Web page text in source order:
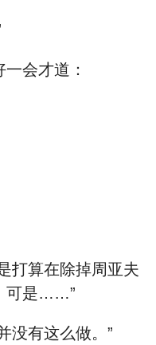
会才道：
打算在除掉周亚夫
可是……”
没有这么做。”